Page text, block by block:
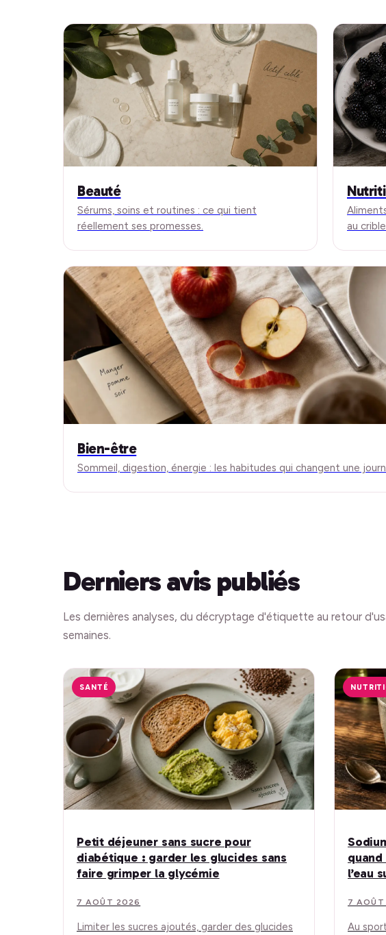
Beauté
Sérums, soins et routines : ce qui tient
réellement ses promesses.
au
Bien-être
Sommeil, digestion, énergie : les habitudes qui changent une
Derniers avis publiés
Les dernières analyses, du décryptage d'étiquette au retour
semaines.
SANTÉ
Petit déjeuner sans sucre pour
diabétique : garder les glucides sans
faire grimper la glycémie
7 AOÛT 2026
Limiter les sucres ajoutés, garder des glucides
l’eau
7
Au